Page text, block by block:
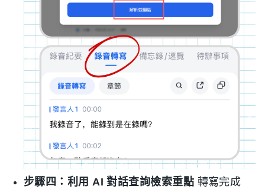
步驟四：利用 AI 對話查詢檢索重點 轉寫完成